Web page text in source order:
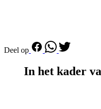
Deel op
In het kader